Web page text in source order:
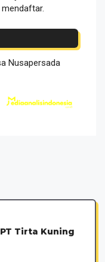
Nusapersada
Tirta Kuning